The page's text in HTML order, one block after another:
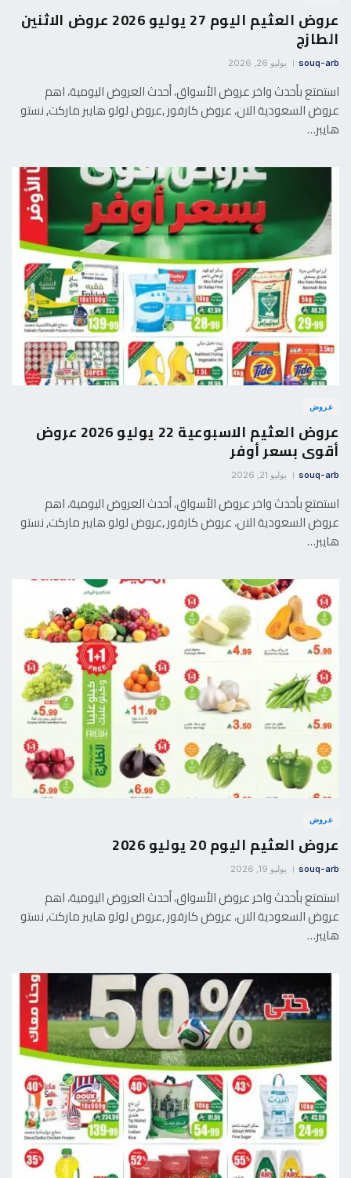
عروض العثيم اليوم 27 يوليو 2026 عروض الاثنين
الطازج
souq-arb يوليو 26, 2026
استمتع بأحدث واخر عروض الأسواق، أحدث العروض اليومية، اهم
عروض السعودية الان، عروض كارفور ,عروض لولو هايبر ماركت, نستو
هايبر…
عروض
عروض العثيم الاسبوعية 22 يوليو 2026 عروض
أقوى بسعر أوفر
souq-arb يوليو 21, 2026
استمتع بأحدث واخر عروض الأسواق، أحدث العروض اليومية، اهم
عروض السعودية الان، عروض كارفور ,عروض لولو هايبر ماركت, نستو
هايبر…
عروض
عروض العثيم اليوم 20 يوليو 2026
souq-arb يوليو 19, 2026
استمتع بأحدث واخر عروض الأسواق، أحدث العروض اليومية، اهم
عروض السعودية الان، عروض كارفور ,عروض لولو هايبر ماركت, نستو
هايبر…